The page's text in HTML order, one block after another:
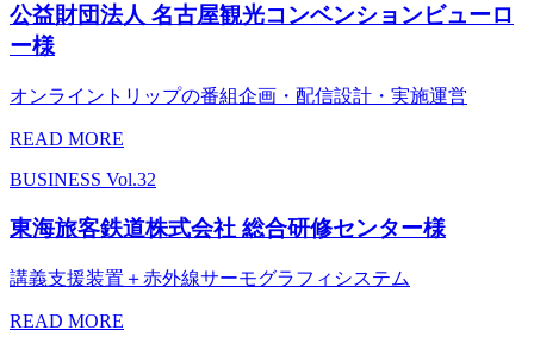
公益財団法人 名古屋観光コンベンションビューロ
ー様
オンライントリップの番組企画・配信設計・実施運営
READ MORE
BUSINESS Vol.32
東海旅客鉄道株式会社 総合研修センター様
講義支援装置＋赤外線サーモグラフィシステム
READ MORE